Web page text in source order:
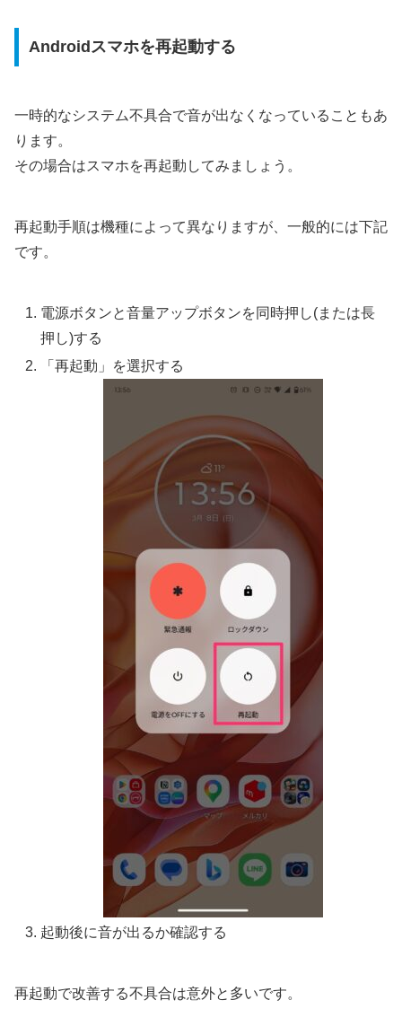
Androidスマホを再起動する
一時的なシステム不具合で音が出なくなっていることもあ
ります。
その場合はスマホを再起動してみましょう。
再起動手順は機種によって異なりますが、一般的には下記
です。
電源ボタンと音量アップボタンを同時押し(または長
押し)する
「再起動」を選択する
起動後に音が出るか確認する
再起動で改善する不具合は意外と多いです。